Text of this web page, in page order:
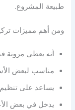
طبيعة المشروع.
ومن أهم مميزات
أنه يعطي مرونة
مناسب لبعض
يساعد على
يدخل في بعض